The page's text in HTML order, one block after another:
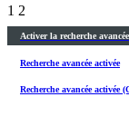
1 2
Activer la recherche avancée
Recherche avancée activée
Recherche avancée activée